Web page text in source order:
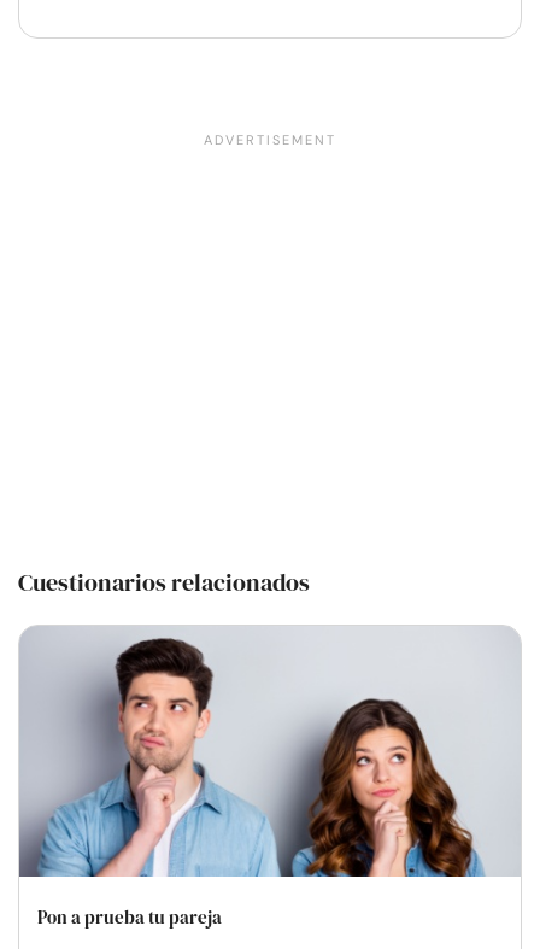
Cuestionarios relacionados
Pon a prueba tu pareja